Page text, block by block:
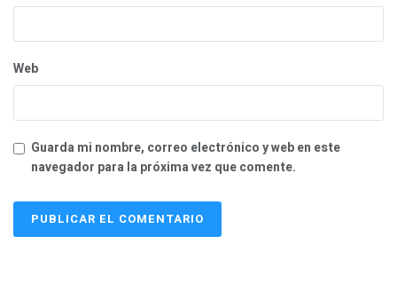
Web
Guarda mi nombre, correo electrónico y web en este
navegador para la próxima vez que comente.